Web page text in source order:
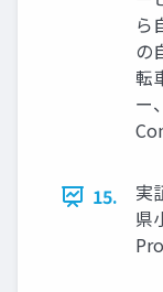
ら
の
転
ー
15.
実
県